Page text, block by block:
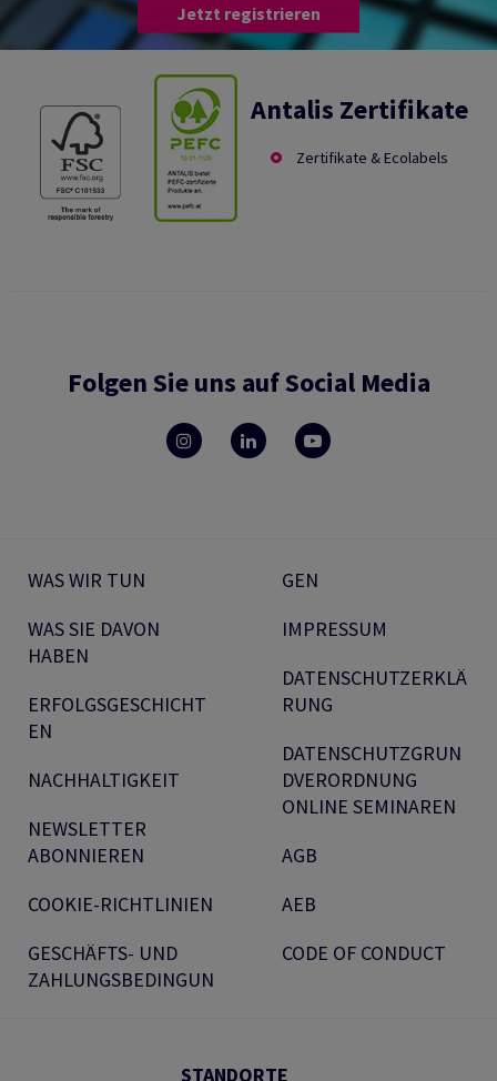
Jetzt registrieren
Antalis Zertifikate
Zertifikate & Ecolabels
Folgen Sie uns auf Social Media
WAS WIR TUN
WAS SIE DAVON
HABEN
ERFOLGSGESCHICHT
EN
NACHHALTIGKEIT
NEWSLETTER
ABONNIEREN
COOKIE-RICHTLINIEN
GESCHÄFTS- UND
ZAHLUNGSBEDINGUN
GEN
IMPRESSUM
DATENSCHUTZERKLÄ
RUNG
DATENSCHUTZGRUN
DVERORDNUNG
ONLINE SEMINAREN
AGB
AEB
CODE OF CONDUCT
STANDORTE